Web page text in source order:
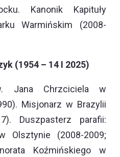
Kanonik Kapituły
Warmińskim (2008-
(1954 – 14 I 2025)
Jana Chrzciciela w
Misjonarz w Brazylii
Duszpasterz parafii:
Olsztynie (2008-2009;
Koźmińskiego w